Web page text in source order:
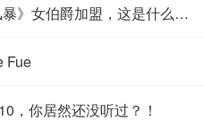
集合三大人气乐队，《名校风暴》女伯爵加盟，这是什么神仙歌曲！
Fue
，你居然还没听过？！